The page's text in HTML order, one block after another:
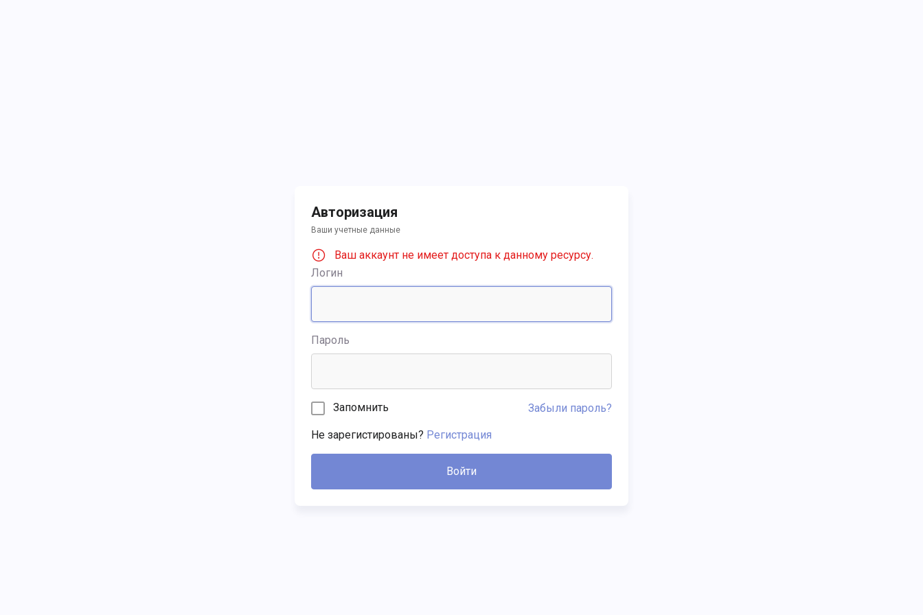
Авторизация
Ваши учетные данные
Ваш аккаунт не имеет доступа к данному ресурсу.
Логин
Пароль
Запомнить Забыли пароль?
Не зарегистированы? Регистрация